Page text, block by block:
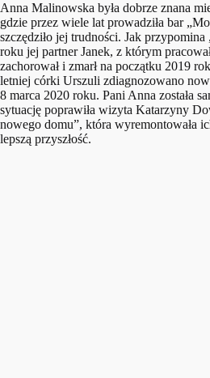
Anna Malinowska była dobrze znana
gdzie przez wiele lat prowadziła bar
szczędziło jej trudności. Jak
roku jej partner Janek, z którym
zachorował i zmarł na początku 2019
letniej córki Urszuli zdiagnozowano
8 marca 2020 roku. Pani Anna została
sytuację poprawiła wizyta Katarzyny
nowego domu”, która wyremontowała
lepszą przyszłość.